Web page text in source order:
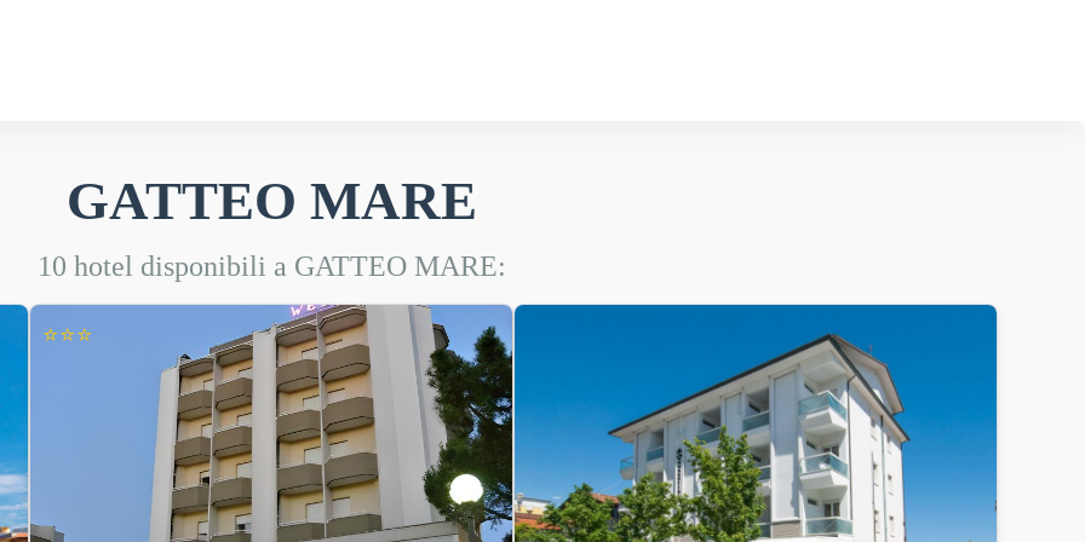
GATTEO MARE
10 hotel disponibili a GATTEO MARE:
⭐⭐⭐